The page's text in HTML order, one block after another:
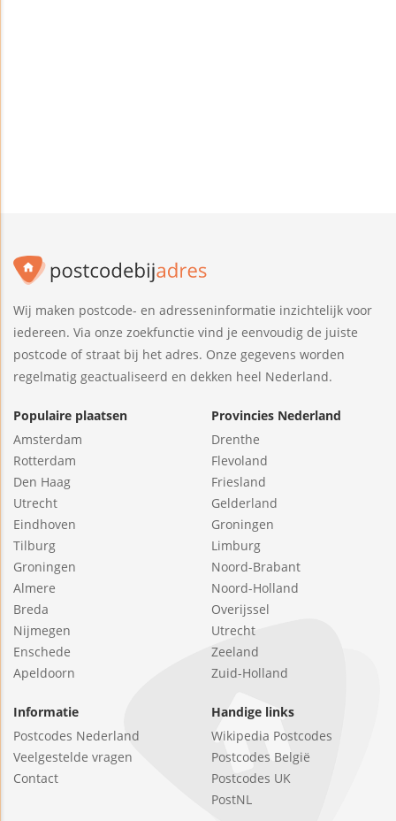
Wij maken postcode- en adresseninformatie inzichtelijk voor
iedereen. Via onze zoekfunctie vind je eenvoudig de juiste
postcode of straat bij het adres. Onze gegevens worden
regelmatig geactualiseerd en dekken heel Nederland.
Populaire plaatsen
Amsterdam
Rotterdam
Den Haag
Utrecht
Eindhoven
Tilburg
Groningen
Almere
Breda
Nijmegen
Enschede
Apeldoorn
Provincies Nederland
Drenthe
Flevoland
Friesland
Gelderland
Groningen
Limburg
Noord-Brabant
Noord-Holland
Overijssel
Utrecht
Zeeland
Zuid-Holland
Informatie
Postcodes Nederland
Veelgestelde vragen
Contact
Handige links
Wikipedia Postcodes
Postcodes België
Postcodes UK
PostNL